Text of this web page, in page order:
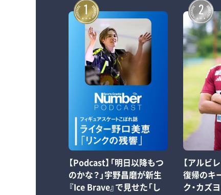
1
【Podcast】「明日以降もつ
のかな？」宇野昌磨が新生
『Ice Brave』で見せた「し
2
【アルビ
復帰のキ
ク・カズ